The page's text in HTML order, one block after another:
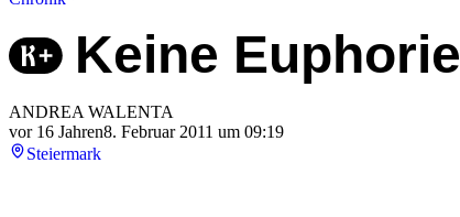
Keine Euphorie
ANDREA WALENTA
vor 16 Jahren8. Februar 2011 um 09:19
Steiermark